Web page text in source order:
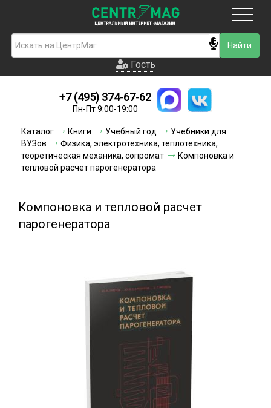
Гость
Новинки
Условия доставки
Условия оплаты
Акции и скидки
Гость
+7 (495) 374-67-62
Пн-Пт 9:00-19:00
Каталог Книги Учебный год
Учебники для
ВУЗов
Физика, электротехника, теплотехника,
теоретическая механика, сопромат
Компоновка и
тепловой расчет парогенератора
Компоновка и тепловой расчет
парогенератора